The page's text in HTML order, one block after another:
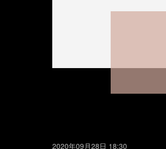
2020年09月28日 18:30